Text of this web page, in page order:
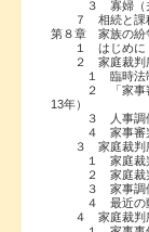
３ 寡婦（夫
７ 相続と課
第８章 家族の紛
１ はじめに
２ 家庭裁判
１ 臨時法制審
２ 「家事審判
13年）
３ 人事調停法
４ 家事審判
３ 家庭裁判所
１ 家庭裁判
２ 家庭裁判
３ 家事調停
４ 最近の
４ 家庭裁判